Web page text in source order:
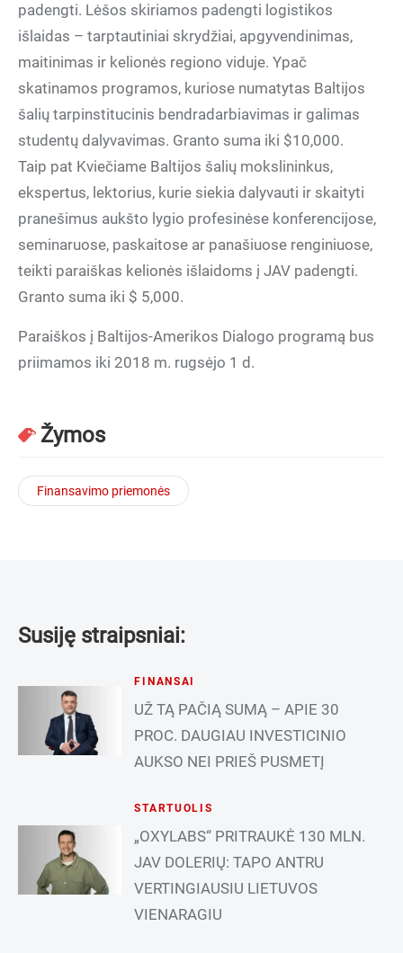
padengti. Lėšos skiriamos padengti logistikos
išlaidas – tarptautiniai skrydžiai, apgyvendinimas,
maitinimas ir kelionės regiono viduje. Ypač
skatinamos programos, kuriose numatytas Baltijos
šalių tarpinstitucinis bendradarbiavimas ir galimas
studentų dalyvavimas. Granto suma iki $10,000.
Taip pat Kviečiame Baltijos šalių mokslininkus,
ekspertus, lektorius, kurie siekia dalyvauti ir skaityti
pranešimus aukšto lygio profesinėse konferencijose,
seminaruose, paskaitose ar panašiuose renginiuose,
teikti paraiškas kelionės išlaidoms į JAV padengti.
Granto suma iki $ 5,000.
Paraiškos į Baltijos-Amerikos Dialogo programą bus
priimamos iki 2018 m. rugsėjo 1 d.
Žymos
Finansavimo priemonės
Susiję straipsniai:
FINANSAI
UŽ TĄ PAČIĄ SUMĄ – APIE 30
PROC. DAUGIAU INVESTICINIO
AUKSO NEI PRIEŠ PUSMETĮ
STARTUOLIS
„OXYLABS“ PRITRAUKĖ 130 MLN.
JAV DOLERIŲ: TAPO ANTRU
VERTINGIAUSIU LIETUVOS
VIENARAGIU